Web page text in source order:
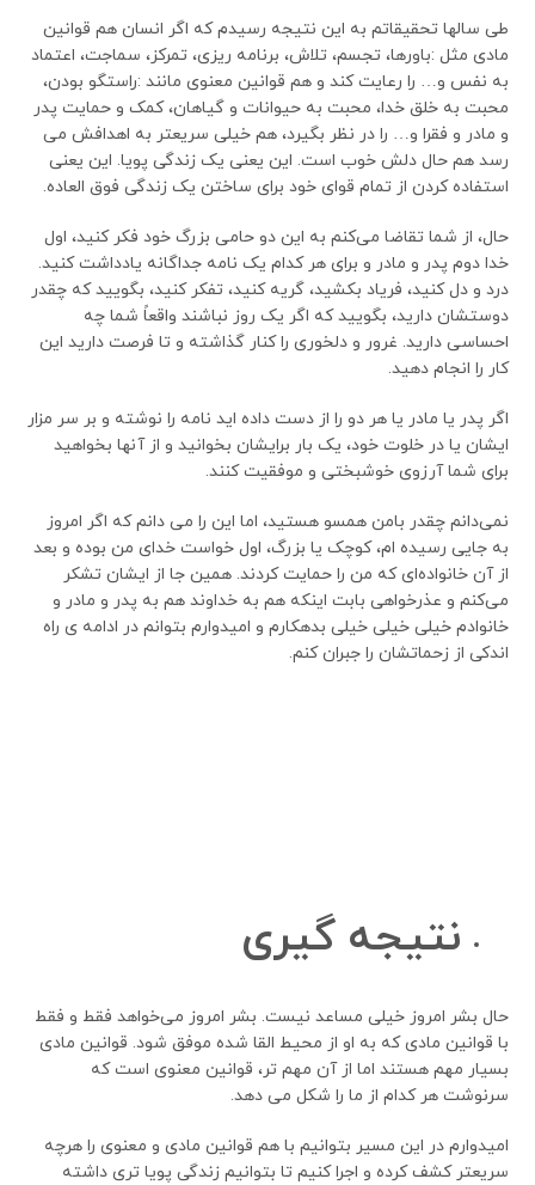
طی سالها تحقیقاتم به این نتیجه رسیدم که اگر انسان هم قوانین
مادی مثل :باورها، تجسم، تلاش، برنامه‌ ریزی، تمرکز، سماجت، اعتماد
به نفس و… را رعایت کند و هم قوانین معنوی مانند :راستگو بودن،
محبت به خلق خدا، محبت به حیوانات و گیاهان، کمک و حمایت پدر
و مادر و فقرا و… را در نظر بگیرد، هم خیلی سریعتر به اهدافش می
رسد هم حال دلش خوب است. این یعنی یک زندگی پویا. این یعنی
استفاده کردن از تمام قوای خود برای ساختن یک زندگی فوق العاده.
حال، از شما تقاضا می‌کنم به این دو حامی بزرگ خود فکر کنید، اول
خدا دوم پدر و مادر و برای هر کدام یک نامه جداگانه یادداشت کنید.
درد و دل کنید، فریاد بکشید، گریه کنید، تفکر کنید، بگویید که چقدر
دوستشان دارید، بگویید که اگر یک روز نباشند واقعاً شما چه
احساسی دارید. غرور و دلخوری را کنار گذاشته و تا فرصت دارید این
کار را انجام دهید.
اگر پدر یا مادر یا هر دو را از دست داده اید نامه را نوشته و بر سر مزار
ایشان یا در خلوت خود، یک بار برایشان بخوانید و از آنها بخواهید
برای شما آرزوی خوشبختی و موفقیت کنند.
نمی‌دانم چقدر بامن همسو هستید، اما این را می دانم که اگر امروز
به جایی رسیده ام، کوچک یا بزرگ، اول خواست خدای من بوده و بعد
از آن خانواده‌ای که من را حمایت کردند. همین جا از ایشان تشکر
می‌کنم و عذرخواهی بابت اینکه هم به خداوند هم به پدر و مادر و
خانوادم خیلی خیلی خیلی بدهکارم و امیدوارم بتوانم در ادامه ی راه
اندکی از زحماتشان را جبران کنم.
نتیجه گیری
حال بشر امروز خیلی مساعد نیست. بشر امروز می‌خواهد فقط و فقط
با قوانین مادی که به او از محیط القا شده موفق شود. قوانین مادی
بسیار مهم هستند اما از آن مهم تر، قوانین معنوی است که
سرنوشت هر کدام از ما را شکل می دهد.
امیدوارم در این مسیر بتوانیم با هم قوانین مادی و معنوی را هرچه
سریعتر کشف کرده و اجرا کنیم تا بتوانیم زندگی پویا تری داشته